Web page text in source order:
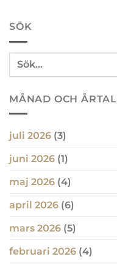
SÖK
MÅNAD OCH ÅRTAL
juli 2026 (3)
juni 2026 (1)
maj 2026 (4)
april 2026 (6)
mars 2026 (5)
februari 2026 (4)